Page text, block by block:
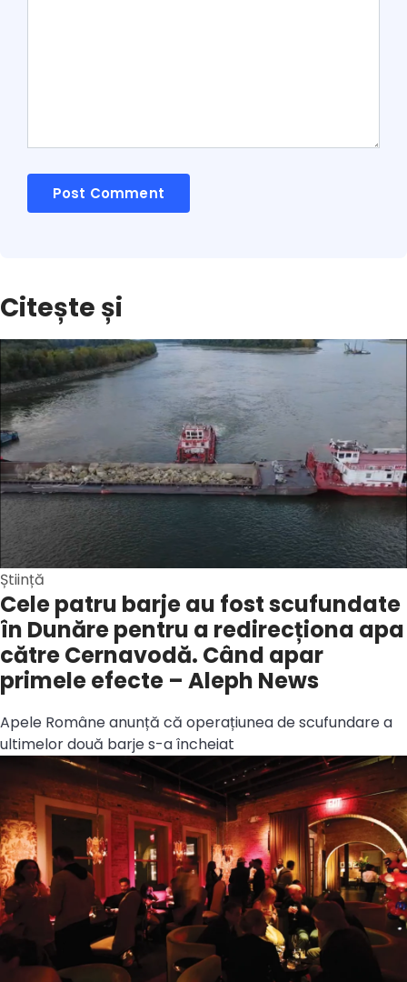
Citește și
Știință
Cele patru barje au fost scufundate
în Dunăre pentru a redirecționa apa
către Cernavodă. Când apar
primele efecte – Aleph News
Apele Române anunță că operațiunea de scufundare a
ultimelor două barje s-a încheiat